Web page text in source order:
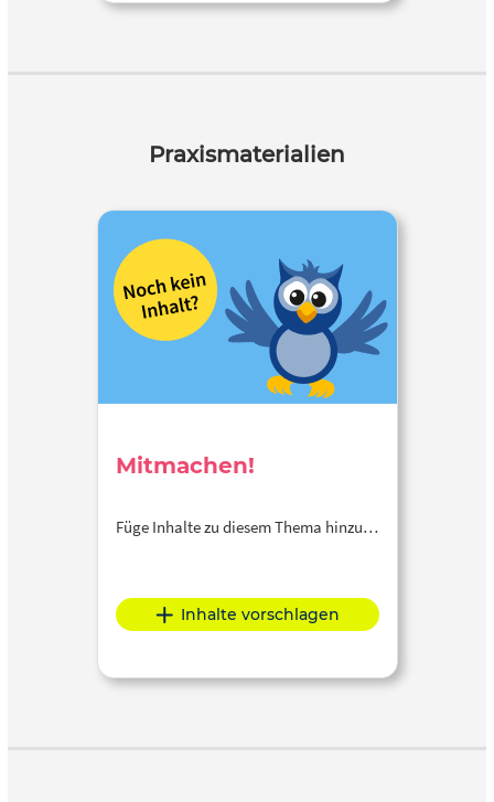
Praxismaterialien
Mitmachen!
Füge Inhalte zu diesem Thema hinzu…
Inhalte vorschlagen